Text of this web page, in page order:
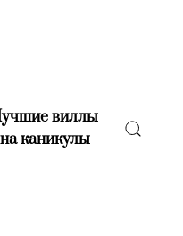
виллы
на каникулы(current)